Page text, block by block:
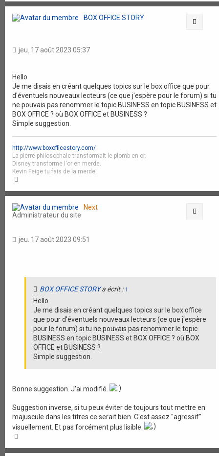
u
BOX OFFICE STORY
jeu. 17 août 2023 05:37
Hello
Je me disais en créant quelques topics sur le box office que pour
d'éventuels nouveaux lecteurs (ce que j'espère pour le forum) si tu
ne pouvais pas renommer le topic BUSINESS en topic BUSINESS et
BOX OFFICE ? où BOX OFFICE et BUSINESS ?
Simple suggestion.
http://www.boxofficestory.com/
La pierre philosophale transformait le plomb en or.
Disney transforme l'or en merde.
Kevin Feige tu fais de la merde.
u
t
Next
Administrateur du site
jeu. 17 août 2023 09:51
BOX OFFICE STORYa écrit : ↑
Hello
Je me disais en créant quelques topics sur le box office
que pour d'éventuels nouveaux lecteurs (ce que j'espère
pour le forum) si tu ne pouvais pas renommer le topic
BUSINESS en topic BUSINESS et BOX OFFICE ? où BOX
OFFICE et BUSINESS ?
Simple suggestion.
Bonne suggestion. J'ai modifié.
Suggestion inverse, si tu peux éviter de toujours tout mettre en
majuscule dans les titres ce serait bien. C'est assez "agressif"
visuellement. Et pas forcément plus lisible.
u